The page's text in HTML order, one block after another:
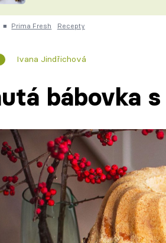
ČESKO NA TALÍŘI
KUCHAŘKA
zpracovat přerostlé
cukety
■ Prima Fresh Recepty
Ivana Jindřichová
bábovka